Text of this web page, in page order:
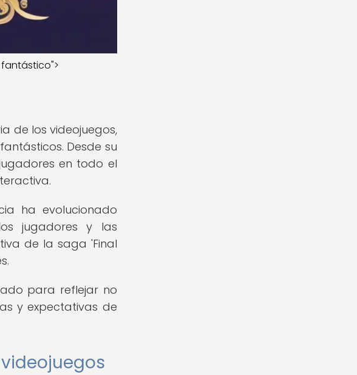
de los videojuegos,
Desde su
en todo el
ha evolucionado
jugadores y las
de la saga 'Final
para reflejar no
y expectativas de